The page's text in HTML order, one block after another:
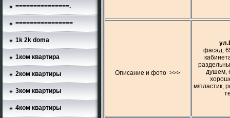
===============.
================
1k 2k doma
1ком квартира
2ком квартиры
3ком квартиры
4ком квартиры
Описание и фото >>>
фасад,
душем,
м/пластик,